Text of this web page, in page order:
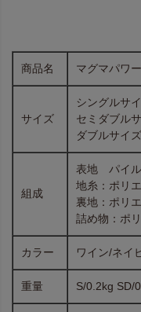
商品名 マグマパワ
サイズ
シングルサ
セミダブル
ダブルサ
組成
表地 パイル
地糸：ポリ
裏地：ポリ
詰め物：ポ
カラー ワイン/ネイ
重量 S/0.2kg SD/